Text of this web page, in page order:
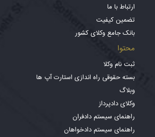
ارتباط با ما
تضمین کیفیت
بانک جامع وکلای کشور
محتوا
ثبت نام وکلا
بسته حقوقی راه اندازی استارت آپ ها
وبلاگ
وکلای دادپرداز
راهنمای سیستم دادفران
راهنمای سیستم دادخواهان